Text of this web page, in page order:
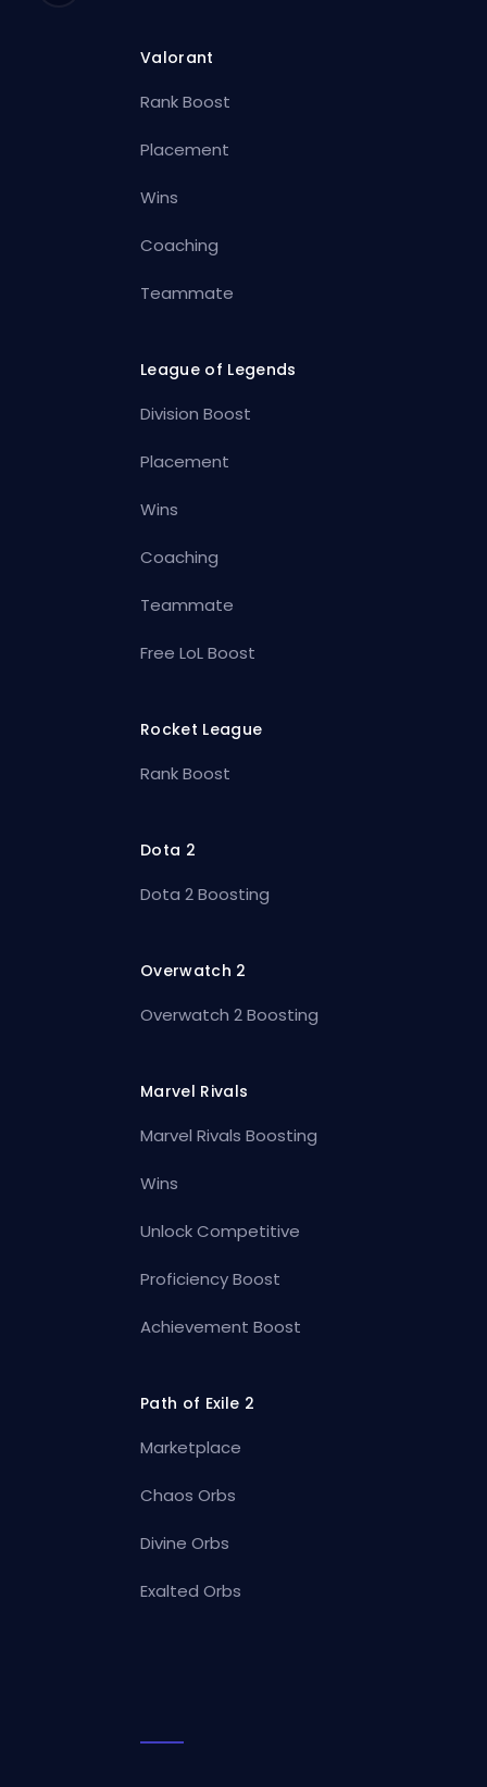
Valorant
Rank Boost
Placement
Wins
Coaching
Teammate
League of Legends
Division Boost
Placement
Wins
Coaching
Teammate
Free LoL Boost
Rocket League
Rank Boost
Dota 2
Dota 2 Boosting
Overwatch 2
Overwatch 2 Boosting
Marvel Rivals
Marvel Rivals Boosting
Wins
Unlock Competitive
Proficiency Boost
Achievement Boost
Path of Exile 2
Marketplace
Chaos Orbs
Divine Orbs
Exalted Orbs